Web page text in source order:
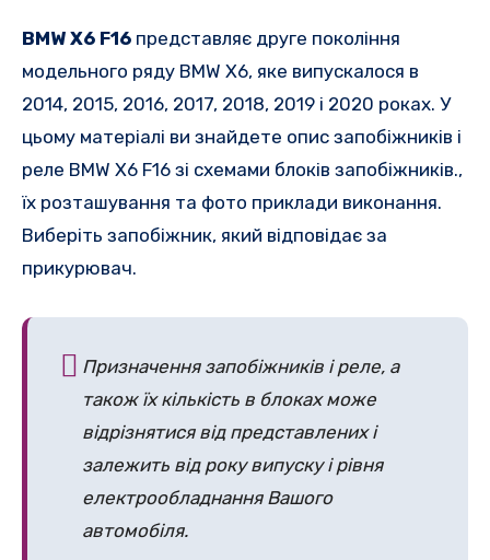
BMW X6 F16 представляє друге покоління
модельного ряду BMW X6, яке випускалося в
2014, 2015, 2016, 2017, 2018, 2019 і 2020 роках. У
цьому матеріалі ви знайдете опис запобіжників і
реле BMW X6 F16 зі схемами блоків запобіжників.,
їх розташування та фото приклади виконання.
Виберіть запобіжник, який відповідає за
прикурювач.
Призначення запобіжників і реле, а
також їх кількість в блоках може
відрізнятися від представлених і
залежить від року випуску і рівня
електрообладнання Вашого
автомобіля.